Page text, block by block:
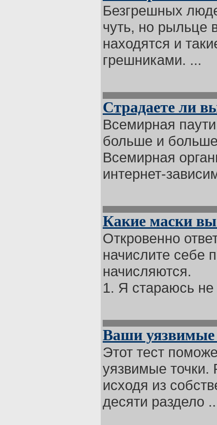
Безгрешных
чуть, но рыльце
находятся и
грешниками. ...
Страдаете ли
Всемирная
больше и больше
Всемирная
интернет-
Какие маски вы
Откровенно
начислите себе
начисляются.
1. Я стараюсь
Ваши уязвимые
Этот тест
уязвимые точки.
исходя из
десяти раздело